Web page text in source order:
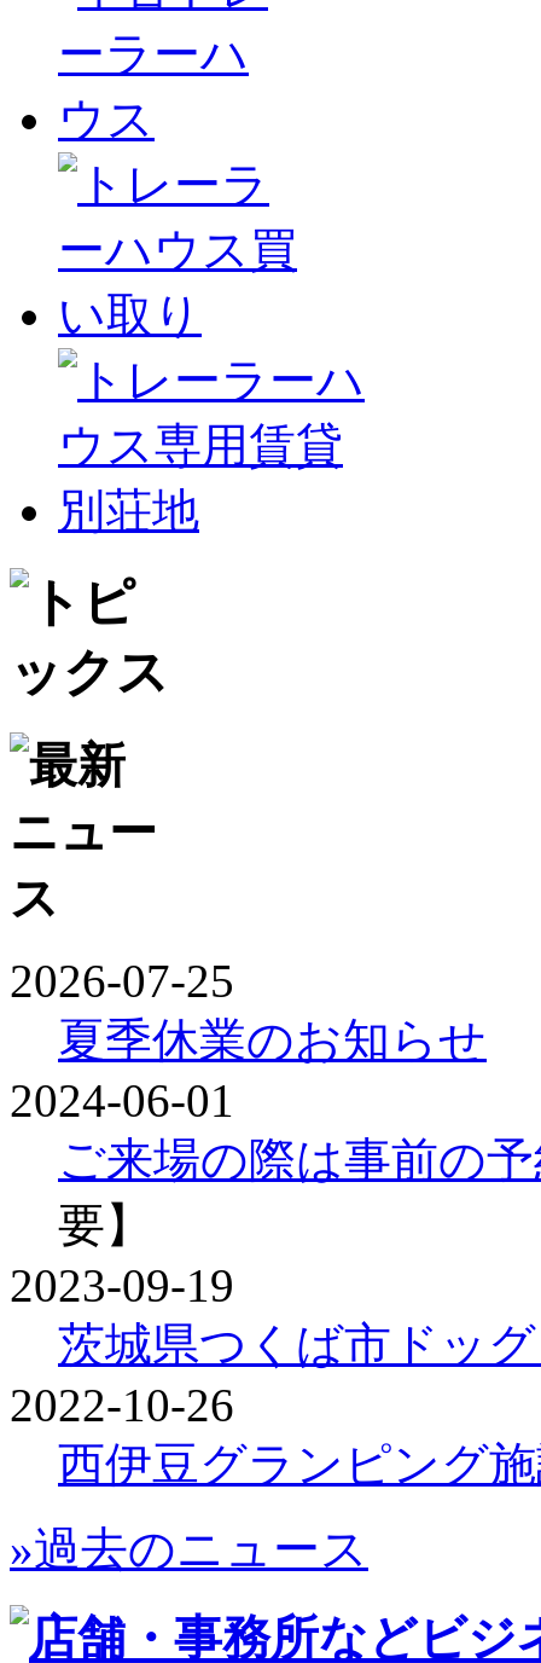
2026-07-25
夏季休業のお知らせ
2024-06-01
ご来場の際は事前の
要】
2023-09-19
茨城県つくば市ドッ
2022-10-26
西伊豆グランピング
»過去のニュース